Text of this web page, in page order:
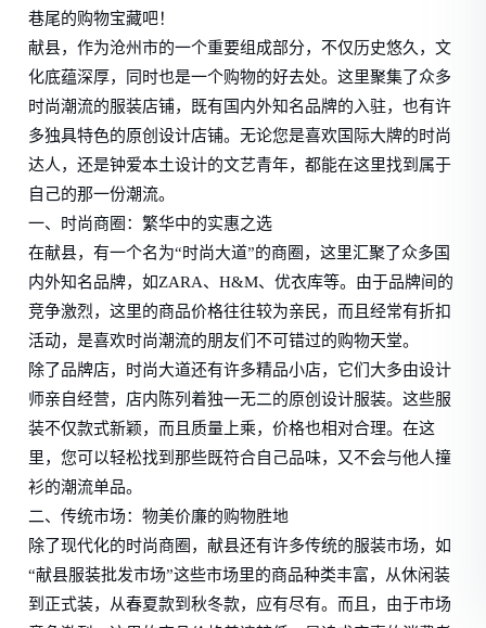
巷尾的购物宝藏吧！
献县，作为沧州市的一个重要组成部分，不仅历史悠久，文
化底蕴深厚，同时也是一个购物的好去处。这里聚集了众多
时尚潮流的服装店铺，既有国内外知名品牌的入驻，也有许
多独具特色的原创设计店铺。无论您是喜欢国际大牌的时尚
达人，还是钟爱本土设计的文艺青年，都能在这里找到属于
自己的那一份潮流。
一、时尚商圈：繁华中的实惠之选
在献县，有一个名为“时尚大道”的商圈，这里汇聚了众多国
内外知名品牌，如ZARA、H&M、优衣库等。由于品牌间的
竞争激烈，这里的商品价格往往较为亲民，而且经常有折扣
活动，是喜欢时尚潮流的朋友们不可错过的购物天堂。
除了品牌店，时尚大道还有许多精品小店，它们大多由设计
师亲自经营，店内陈列着独一无二的原创设计服装。这些服
装不仅款式新颖，而且质量上乘，价格也相对合理。在这
里，您可以轻松找到那些既符合自己品味，又不会与他人撞
衫的潮流单品。
二、传统市场：物美价廉的购物胜地
除了现代化的时尚商圈，献县还有许多传统的服装市场，如
“献县服装批发市场”这些市场里的商品种类丰富，从休闲装
到正式装，从春夏款到秋冬款，应有尽有。而且，由于市场